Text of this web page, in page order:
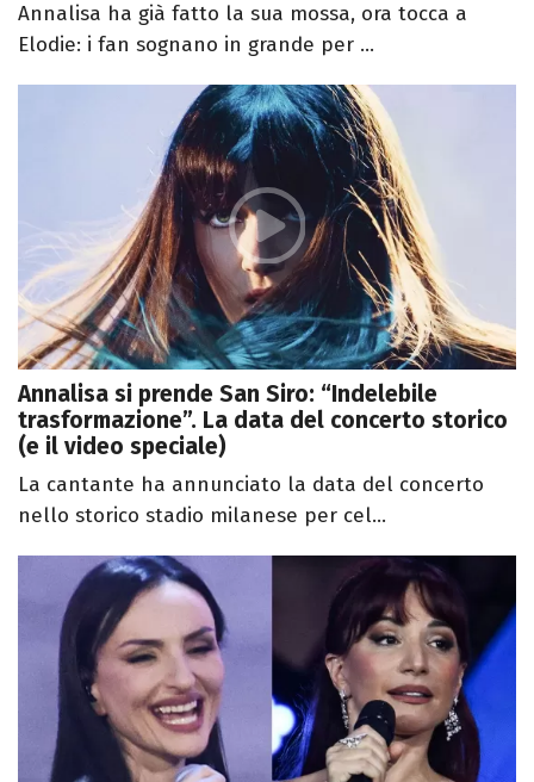
Annalisa ha già fatto la sua mossa, ora tocca a
Elodie: i fan sognano in grande per ...
Annalisa si prende San Siro: “Indelebile
trasformazione”. La data del concerto storico
(e il video speciale)
La cantante ha annunciato la data del concerto
nello storico stadio milanese per cel...